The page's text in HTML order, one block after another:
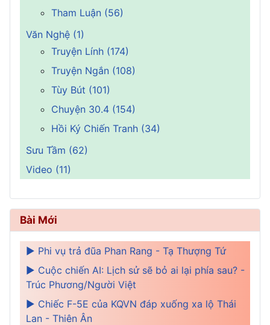
Tham Luận (56)
Văn Nghệ (1)
Truyện Lính (174)
Truyện Ngắn (108)
Tùy Bút (101)
Chuyện 30.4 (154)
Hồi Ký Chiến Tranh (34)
Sưu Tầm (62)
Video (11)
Bài Mới
► Phi vụ trả đũa Phan Rang - Tạ Thượng Tứ
► Cuộc chiến AI: Lịch sử sẽ bỏ ai lại phía sau? -
Trúc Phương/Người Việt
► Chiếc F-5E của KQVN đáp xuống xa lộ Thái
Lan - Thiên Ân